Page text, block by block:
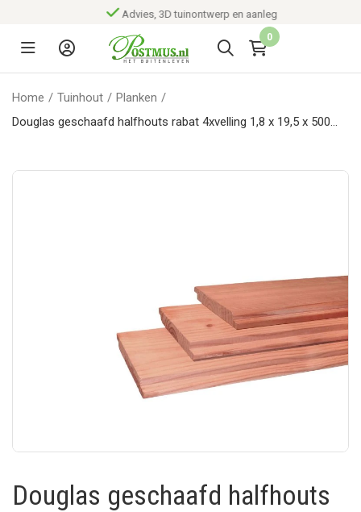
Advies, 3D tuinontwerp en aanleg
0
Home / Tuinhout / Planken /
Douglas geschaafd halfhouts rabat 4xvelling 1,8 x 19,5 x 500
Douglas geschaafd halfhouts